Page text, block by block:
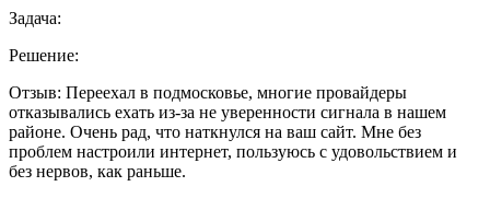
Задача:
Решение:
Отзыв: Переехал в подмосковье, многие провайдеры
отказывались ехать из-за не уверенности сигнала в нашем
районе. Очень рад, что наткнулся на ваш сайт. Мне без
проблем настроили интернет, пользуюсь с удовольствием и
без нервов, как раньше.